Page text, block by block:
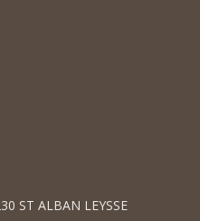
ST ALBAN LEYSSE